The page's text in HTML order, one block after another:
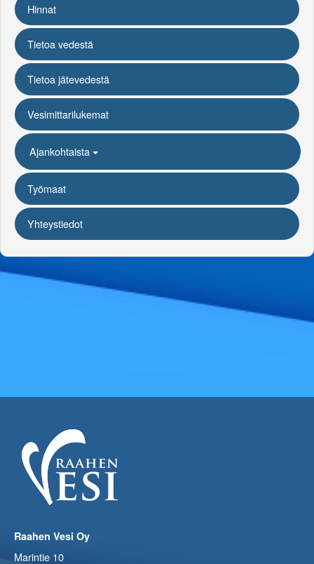
Hinnat
Tietoa vedestä
Tietoa jätevedestä
Vesimittarilukemat
Ajankohtaista
Työmaat
Yhteystiedot
Raahen Vesi Oy
Marintie 10